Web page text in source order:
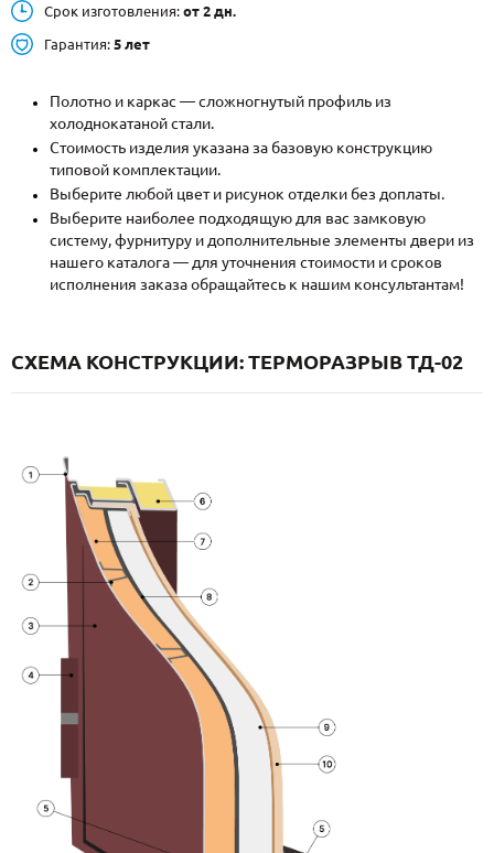
ЗАПРОСИТЬ РАСЧЕТ
Каталог Как купить
Записаться на замер
Срок изготовления: от 2 дн.
Гарантия: 5 лет
Полотно и каркас — сложногнутый профиль из
холоднокатаной стали.
Стоимость изделия указана за базовую конструкцию
типовой комплектации.
Выберите любой цвет и рисунок отделки без доплаты.
Выберите наиболее подходящую для вас замковую
систему, фурнитуру и дополнительные элементы двери из
нашего каталога — для уточнения стоимости и сроков
исполнения заказа обращайтесь к нашим консультантам!
СХЕМА КОНСТРУКЦИИ: ТЕРМОРАЗРЫВ ТД-02